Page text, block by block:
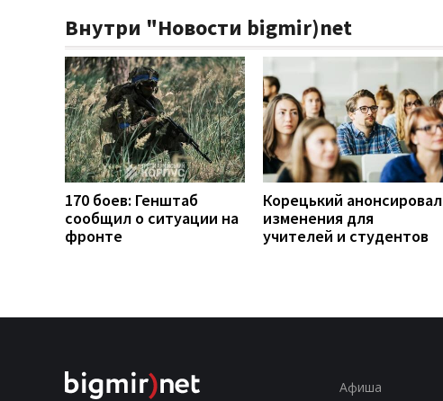
Внутри "Новости bigmir)net
170 боев: Генштаб
сообщил о ситуации на
фронте
Корецький анонсировал
изменения для
учителей и студентов
Афиша